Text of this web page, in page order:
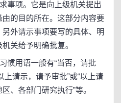
项。它是向上级机关提出
的目的所在。这部分内容要
外请示事项要写的具体、明
关给予明确批复。
用语一般有“当否，请批
上请示，请予审批”或“以上请
、各部门研究执行”等。